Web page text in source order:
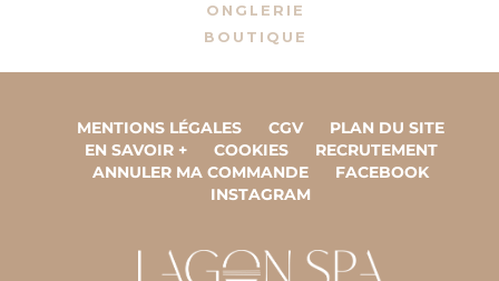
ONGLERIE
BOUTIQUE
MENTIONS LÉGALES CGV
PLAN DU SITE
EN SAVOIR +
COOKIES
RECRUTEMENT
ANNULER MA COMMANDE
FACEBOOK
INSTAGRAM